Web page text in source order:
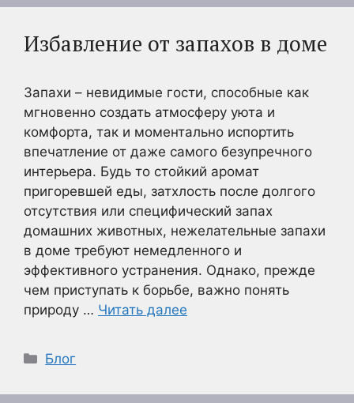
Избавление от запахов в доме
Запахи – невидимые гости, способные как
мгновенно создать атмосферу уюта и
комфорта, так и моментально испортить
впечатление от даже самого безупречного
интерьера. Будь то стойкий аромат
пригоревшей еды, затхлость после долгого
отсутствия или специфический запах
домашних животных, нежелательные запахи
в доме требуют немедленного и
эффективного устранения. Однако, прежде
чем приступать к борьбе, важно понять
природу … Читать далее
Рубрики
Блог